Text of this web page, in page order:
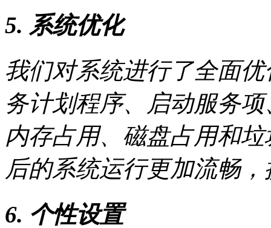
5. 系统优化
我们对系统进行了全面
务计划程序、启动服务
内存占用、磁盘占用和
后的系统运行更加流畅
6. 个性设置